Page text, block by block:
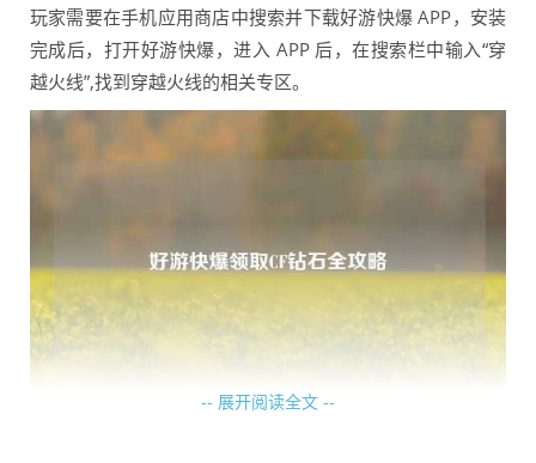
玩家需要在手机应用商店中搜索并下载好游快爆 APP，安装
完成后，打开好游快爆，进入 APP 后，在搜索栏中输入“穿
越火线”,找到穿越火线的相关专区。
-- 展开阅读全文 --